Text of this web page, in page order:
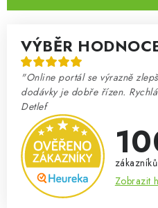
VÝBĚR
"Online portál se výrazně
dodávky je dobře řízen.
Detlef
Zobrazit